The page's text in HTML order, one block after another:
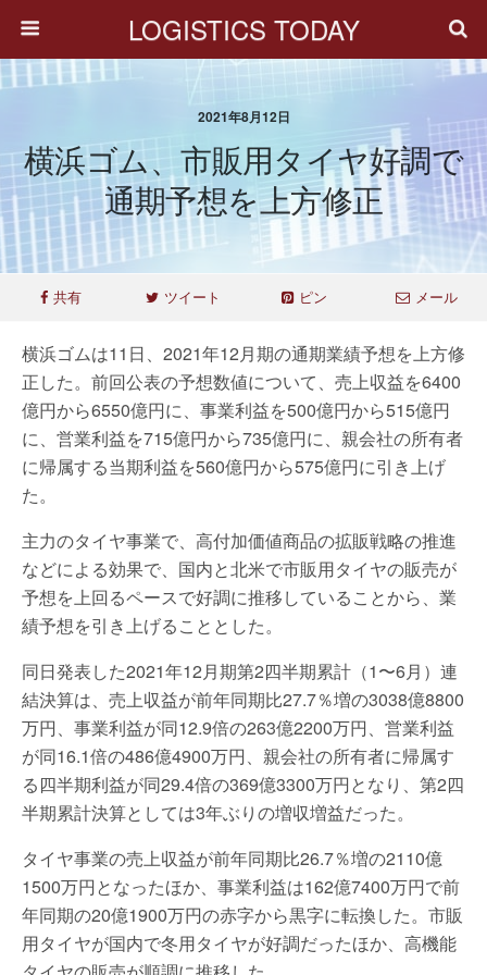
LOGISTICS TODAY
2021年8月12日
横浜ゴム、市販用タイヤ好調で
通期予想を上方修正
共有 ツイート ピン メール
横浜ゴムは11日、2021年12月期の通期業績予想を上方修
正した。前回公表の予想数値について、売上収益を6400
億円から6550億円に、事業利益を500億円から515億円
に、営業利益を715億円から735億円に、親会社の所有者
に帰属する当期利益を560億円から575億円に引き上げ
た。
主力のタイヤ事業で、高付加価値商品の拡販戦略の推進
などによる効果で、国内と北米で市販用タイヤの販売が
予想を上回るペースで好調に推移していることから、業
績予想を引き上げることとした。
同日発表した2021年12月期第2四半期累計（1〜6月）連
結決算は、売上収益が前年同期比27.7％増の3038億8800
万円、事業利益が同12.9倍の263億2200万円、営業利益
が同16.1倍の486億4900万円、親会社の所有者に帰属す
る四半期利益が同29.4倍の369億3300万円となり、第2四
半期累計決算としては3年ぶりの増収増益だった。
タイヤ事業の売上収益が前年同期比26.7％増の2110億
1500万円となったほか、事業利益は162億7400万円で前
年同期の20億1900万円の赤字から黒字に転換した。市販
用タイヤが国内で冬用タイヤが好調だったほか、高機能